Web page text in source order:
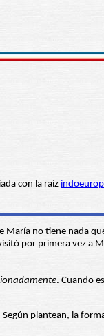
con la raíz
María no tiene nada
por primera vez a
. Cuando
Según plantean, la